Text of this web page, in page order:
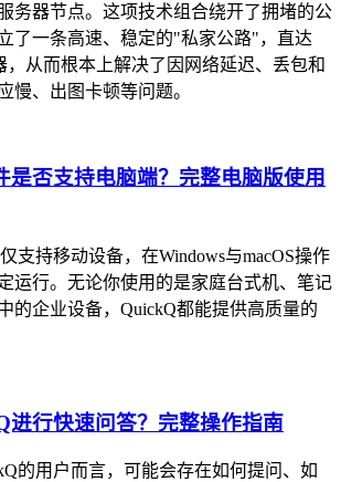
务器节点。这项技术组合绕开了拥堵的公
了一条高速、稳定的"私家公路"，直达
，从而根本上解决了因网络延迟、丢包和
慢、出图卡顿等问题。
是否支持电脑端？完整电脑版使用
支持移动设备，在Windows与macOS操作
运行。无论你使用的是家庭台式机、笔记
的企业设备，QuickQ都能提供高质量的
进行快速问答？完整操作指南
的用户而言，可能会存在如何提问、如